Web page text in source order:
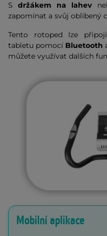
Sdržákem na lahev
zapomínat a svůj oblíbený
Tento rotoped lze
tabletu pomocí Bluetooth
můžete využívat dalších
Mobilní aplikace